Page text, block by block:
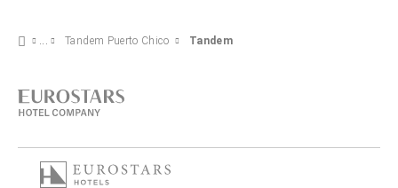
Tandem Puerto Chico Tandem